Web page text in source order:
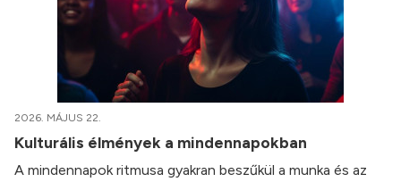
2026. MÁJUS 22.
Kulturális élmények a mindennapokban
A mindennapok ritmusa gyakran beszűkül a munka és az